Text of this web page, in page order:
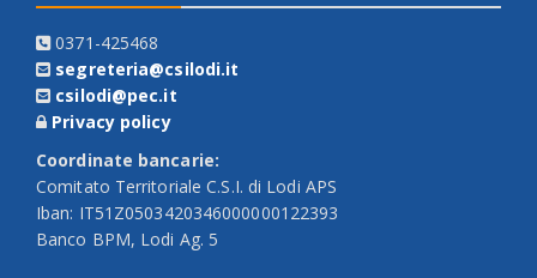
0371-425468
segreteria@csilodi.it
csilodi@pec.it
Privacy policy
Coordinate bancarie:
Comitato Territoriale C.S.I. di Lodi APS
Iban: IT51Z0503420346000000122393
Banco BPM, Lodi Ag. 5